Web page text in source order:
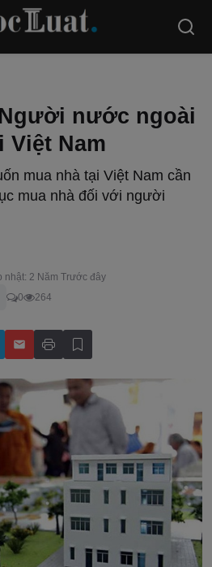
nước ngoài
Việt Nam
mua nhà tại Việt Nam cần
mua nhà đối với người
nhật: 2 Năm Trước đây
0
264